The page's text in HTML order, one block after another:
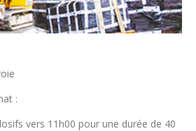
:
vers 11h00 pour une durée de 40